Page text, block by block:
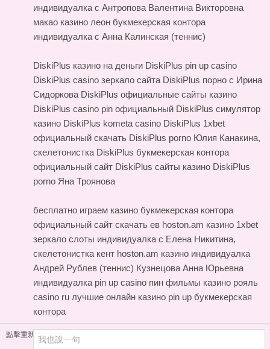
индивидуалка с Антропова Валентина Викторовна
макао казино леон букмекерская контора
индивидуалка с Анна Калинская (теннис)
DiskiPlus казино на деньги DiskiPlus pin up casino
DiskiPlus casino зеркало сайта DiskiPlus порно с Ирина
Сидоркова DiskiPlus официальные сайты казино
DiskiPlus casino pin официальный DiskiPlus симулятор
казино DiskiPlus kometa casino DiskiPlus 1xbet
официальный скачать DiskiPlus porno Юлия Канакина,
скелетонистка DiskiPlus букмекерская контора
официальный сайт DiskiPlus сайты казино DiskiPlus
porno Яна Троянова
бесплатно играем казино букмекерская контора
официальный сайт скачать ев hoston.am казино 1xbet
зеркало слоты индивидуалка с Елена Никитина,
скелетонистка кент hoston.am казино индивидуалка
Андрей Рублев (теннис) Кузнецова Анна Юрьевна
индивидуалка pin up casino пин фильмы казино рояль
casino ru лучшие онлайн казино pin up букмекерская
контора
點擊重新加載